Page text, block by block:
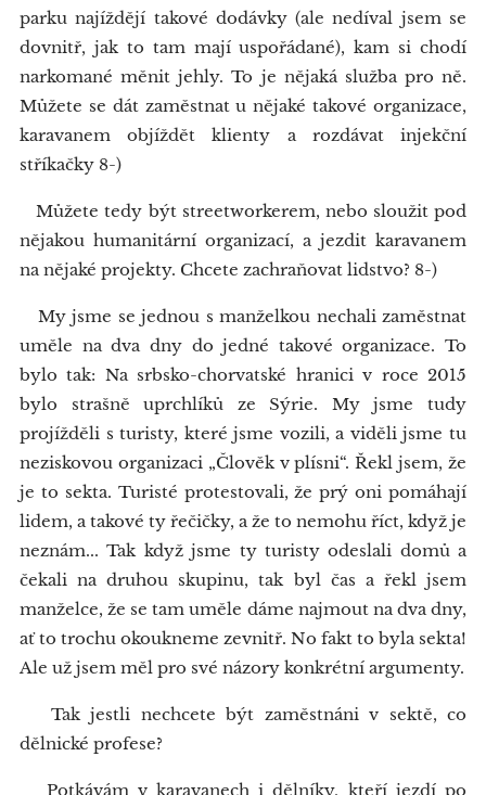
parku najíždějí takové dodávky (ale nedíval jsem se
dovnitř, jak to tam mají uspořádané), kam si chodí
narkomané měnit jehly. To je nějaká služba pro ně.
Můžete se dát zaměstnat u nějaké takové organizace,
karavanem objíždět klienty a rozdávat injekční
stříkačky 8-)
Můžete tedy být streetworkerem, nebo sloužit pod
nějakou humanitární organizací, a jezdit karavanem
na nějaké projekty. Chcete zachraňovat lidstvo? 8-)
My jsme se jednou s manželkou nechali zaměstnat
uměle na dva dny do jedné takové organizace. To
bylo tak: Na srbsko-chorvatské hranici v roce 2015
bylo strašně uprchlíků ze Sýrie. My jsme tudy
projížděli s turisty, které jsme vozili, a viděli jsme tu
neziskovou organizaci „Člověk v plísni“. Řekl jsem, že
je to sekta. Turisté protestovali, že prý oni pomáhají
lidem, a takové ty řečičky, a že to nemohu říct, když je
neznám... Tak když jsme ty turisty odeslali domů a
čekali na druhou skupinu, tak byl čas a řekl jsem
manželce, že se tam uměle dáme najmout na dva dny,
ať to trochu okoukneme zevnitř. No fakt to byla sekta!
Ale už jsem měl pro své názory konkrétní argumenty.
Tak jestli nechcete být zaměstnáni v sektě, co
dělnické profese?
Potkávám v karavanech i dělníky, kteří jezdí po